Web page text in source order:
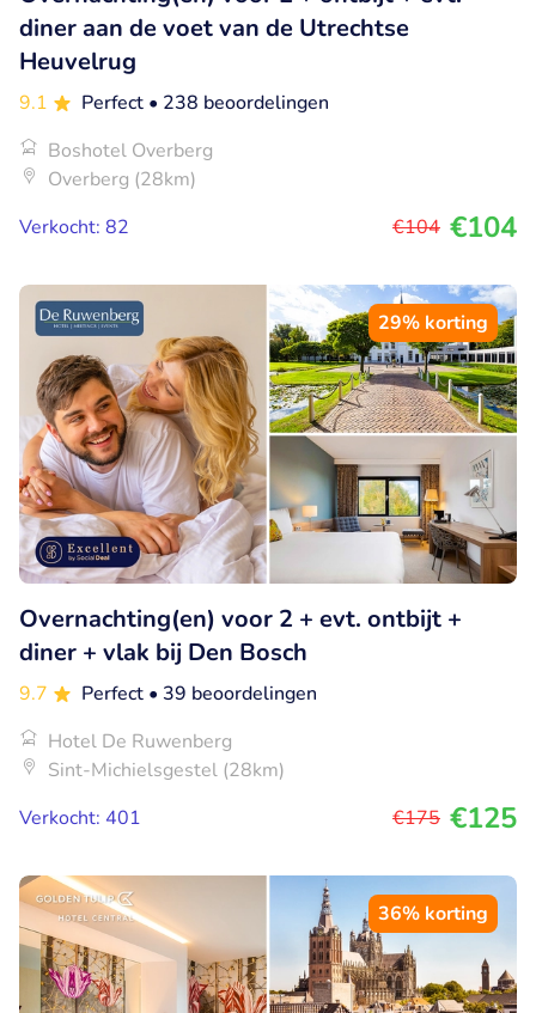
diner aan de voet van de Utrechtse
Heuvelrug
9.1 Perfect • 238 beoordelingen
Boshotel Overberg
Overberg (28km)
Verkocht: 82
€104 €104
29% korting
Overnachting(en) voor 2 + evt. ontbijt +
diner + vlak bij Den Bosch
9.7 Perfect • 39 beoordelingen
Hotel De Ruwenberg
Sint-Michielsgestel (28km)
Verkocht: 401
€175 €125
36% korting